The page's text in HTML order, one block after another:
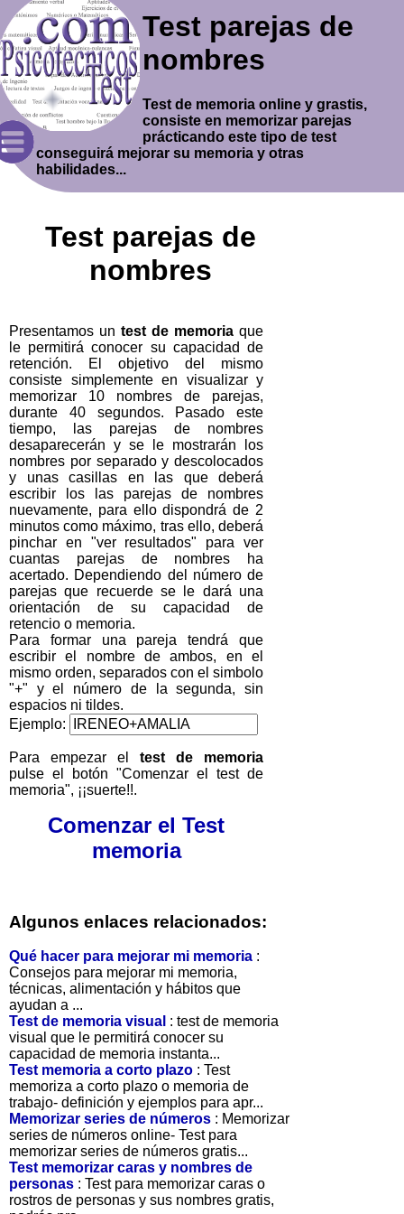
Test parejas de
nombres
Test de memoria online y grastis,
consiste en memorizar parejas
prácticando este tipo de test
conseguirá mejorar su memoria y otras
habilidades...
Test parejas de
nombres
Presentamos un test de memoria que
le permitirá conocer su capacidad de
retención. El objetivo del mismo
consiste simplemente en visualizar y
memorizar 10 nombres de parejas,
durante 40 segundos. Pasado este
tiempo, las parejas de nombres
desaparecerán y se le mostrarán los
nombres por separado y descolocados
y unas casillas en las que deberá
escribir los las parejas de nombres
nuevamente, para ello dispondrá de 2
minutos como máximo, tras ello, deberá
pinchar en "ver resultados" para ver
cuantas parejas de nombres ha
acertado. Dependiendo del número de
parejas que recuerde se le dará una
orientación de su capacidad de
retencio o memoria.
Para formar una pareja tendrá que
escribir el nombre de ambos, en el
mismo orden, separados con el simbolo
"+" y el número de la segunda, sin
espacios ni tildes.
Ejemplo:
Para empezar el test de memoria
pulse el botón "Comenzar el test de
memoria", ¡¡suerte!!.
Comenzar el Test
memoria
Algunos enlaces relacionados:
Qué hacer para mejorar mi memoria :
Consejos para mejorar mi memoria,
técnicas, alimentación y hábitos que
ayudan a ...
Test de memoria visual : test de memoria
visual que le permitirá conocer su
capacidad de memoria instanta...
Test memoria a corto plazo : Test
memoriza a corto plazo o memoria de
trabajo- definición y ejemplos para apr...
Memorizar series de números : Memorizar
series de números online- Test para
memorizar series de números gratis...
Test memorizar caras y nombres de
personas : Test para memorizar caras o
rostros de personas y sus nombres gratis,